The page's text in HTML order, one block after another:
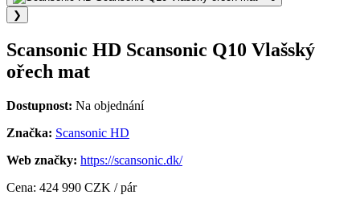
❯
Scansonic HD Scansonic Q10 Vlašský
ořech mat
Dostupnost: Na objednání
Značka: Scansonic HD
Web značky: https://scansonic.dk/
Cena: 424 990 CZK / pár